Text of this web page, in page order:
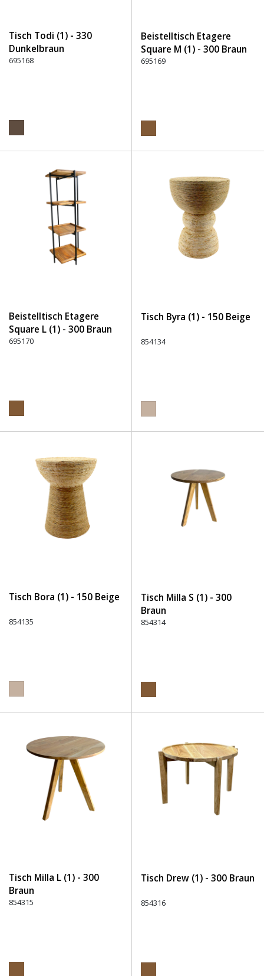
Tisch Todi (1) - 330
Dunkelbraun
695168
Beistelltisch Etagere
Square M (1) - 300 Braun
695169
Beistelltisch Etagere
Square L (1) - 300 Braun
695170
Tisch Byra (1) - 150 Beige
854134
Tisch Bora (1) - 150 Beige
854135
Tisch Milla S (1) - 300
Braun
854314
Tisch Milla L (1) - 300
Braun
854315
Tisch Drew (1) - 300 Braun
854316